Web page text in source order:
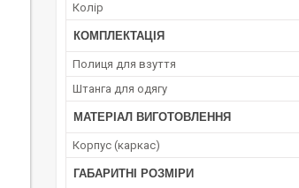
Колір
КОМПЛЕКТАЦІЯ
Полиця для взуття
Штанга для одягу
МАТЕРІАЛ ВИГОТОВЛЕННЯ
Корпус (каркас)
ГАБАРИТНІ РОЗМІРИ